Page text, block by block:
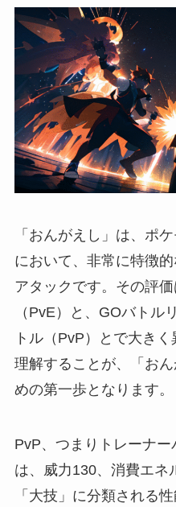
「おんがえし」は、ポ
において、非常に特徴
アタックです。その評
（PvE）と、GOバトル
トル（PvP）とで大き
理解することが、「お
めの第一歩となります。
PvP、つまりトレーナー
は、威力130、消費エネ
「大技」に分類される